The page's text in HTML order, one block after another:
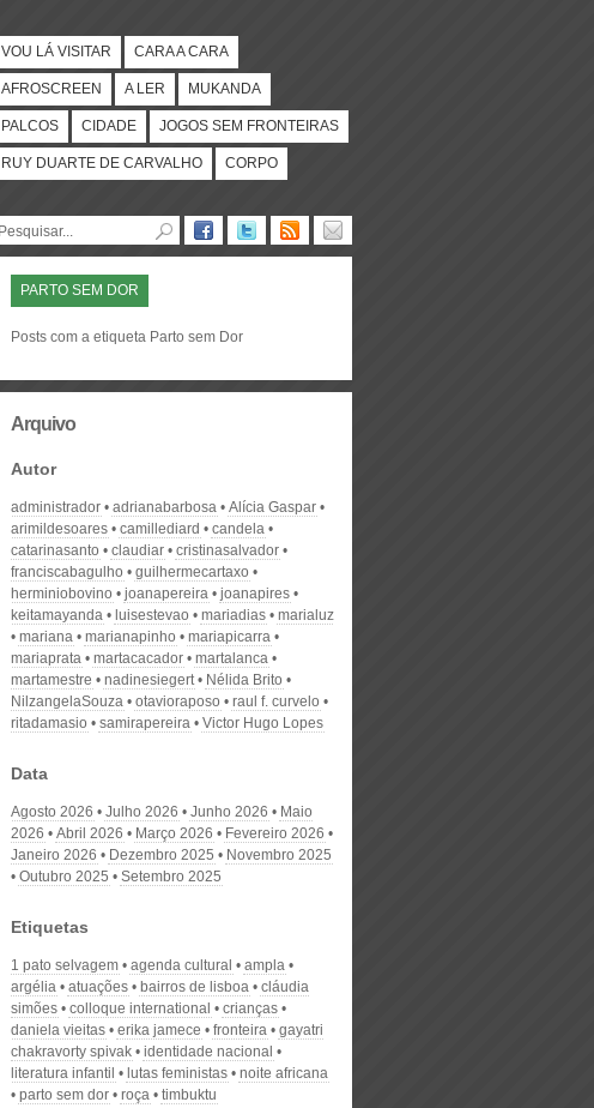
VOU LÁ VISITAR CARA A CARA
AFROSCREEN A LER MUKANDA
PALCOS CIDADE JOGOS SEM FRONTEIRAS
RUY DUARTE DE CARVALHO CORPO
PARTO SEM DOR
Posts com a etiqueta Parto sem Dor
Arquivo
Autor
administrador adrianabarbosa
Alícia Gaspar
arimildesoares
camillediard
candela
catarinasanto
claudiar
cristinasalvador
franciscabagulho
guilhermecartaxo
herminiobovino
joanapereira
joanapires
keitamayanda
luisestevao mariadias
marialuz
mariana
marianapinho
mariapicarra
mariaprata
martacacador
martalanca
martamestre
nadinesiegert
Nélida Brito
NilzangelaSouza
otavioraposo
raul f. curvelo
ritadamasio
samirapereira Victor Hugo Lopes
Data
Agosto 2026 Julho 2026 Junho 2026
Maio
2026
Abril 2026 Março 2026
Fevereiro 2026
Janeiro 2026
Dezembro 2025
Novembro 2025
Outubro 2025
Setembro 2025
Etiquetas
1 pato selvagem agenda cultural
ampla
argélia
atuações bairros de lisboa
cláudia
simões
colloque international
crianças
daniela vieitas
erika jamece fronteira
gayatri
chakravorty spivak
identidade nacional
literatura infantil
lutas feministas
noite africana
parto sem dor
roça timbuktu